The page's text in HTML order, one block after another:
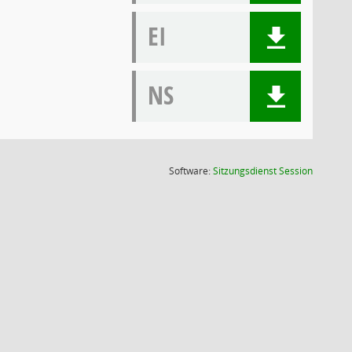
EI
NS
Software:SitzungsdienstSession(Wird in